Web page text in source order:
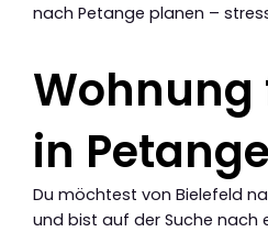
nach Petange planen –
Wohnung
in Petange
Du möchtest von Bielefeld
und bist auf der Suche nach